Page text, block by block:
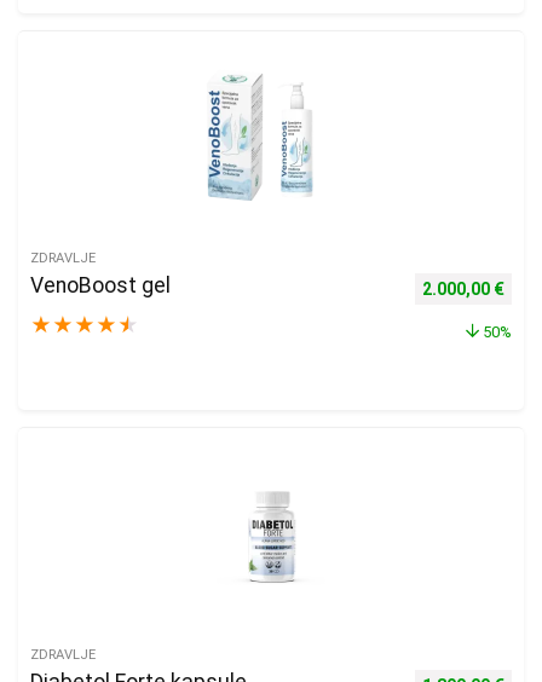
ZDRAVLJE
VenoBoost gel
★ ★ ★ ★ ★
Izvorna cijena
2.000,00 €
50%
ZDRAVLJE